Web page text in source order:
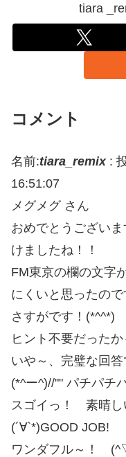
tiara
コメント
名前:tiara_remix:
16:51:07
メグメグ さん
おめでとうござい
けましたね！！
FM東京の欄の文字
にくいと思ったの
さすがです！(*^^*)
ヒント不要だったか
いや～、完璧な回答
(*^ー^)//"" パチパチ
スゴイっ！ 素晴
(´∀`*)GOOD JOB!
ワンダフル～！